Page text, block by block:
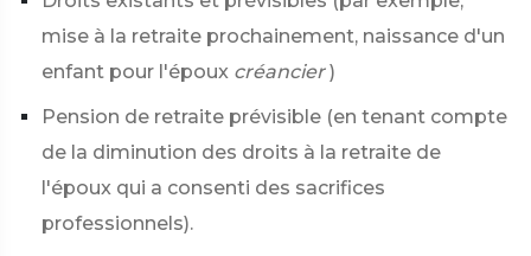
mise à la retraite prochainement, naissance d'un
enfant pour l'époux créancier )
Pension de retraite prévisible (en tenant compte
de la diminution des droits à la retraite de
l'époux qui a consenti des sacrifices
professionnels).